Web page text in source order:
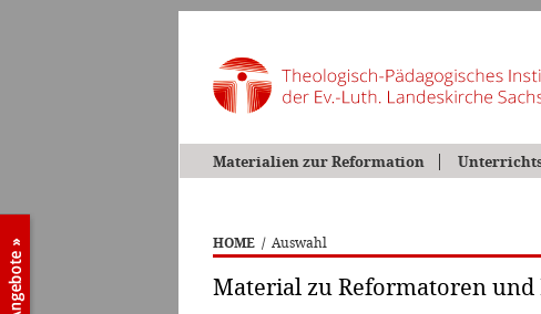
Materialien zur Reformation
HOME / Auswahl
Material zu Reformatoren